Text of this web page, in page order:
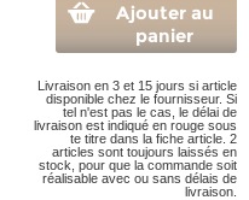
Ajouter au
panier
Livraison en 3 et 15 jours si article
disponible chez le fournisseur. Si
tel n'est pas le cas, le délai de
livraison est indiqué en rouge sous
te titre dans la fiche article. 2
articles sont toujours laissés en
stock, pour que la commande soit
réalisable avec ou sans délais de
livraison.